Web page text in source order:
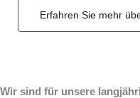
Erfahren Sie mehr
Wir sind für unsere